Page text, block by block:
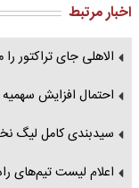
اخبار مرتبط
الاهلی جای تراکتور
احتمال افزایش
سیدبندی کامل لیگ
اعلام لیست تیم‌های